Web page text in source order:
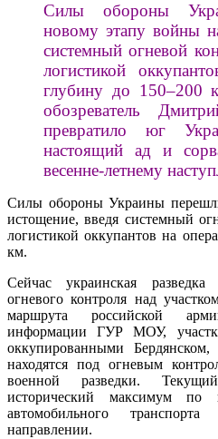
Силы обороны
новому этапу войны
системный огневой
логистикой
глубину до 150–200
обозреватель
превратило юг
настоящий ад и
весенне-летнему
Силы обороны Украины
истощение, введя системный
логистикой оккупантов на
км.
Сейчас украинская
огневого контроля над
маршрута российской
информации ГУР МОУ,
оккупированными
находятся под огневым
военной разведки.
исторический максимум по
автомобильного
направлении.